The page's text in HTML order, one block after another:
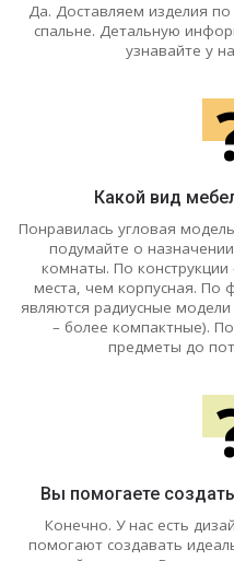
Да. Доставляем изделия
спальне. Детальную
узнавайте у
Какой вид
Понравилась угловая
подумайте о
комнаты. По
места, чем корпусная.
являются радиусные
– более компактные).
предметы до
Вы помогаете
Конечно. У нас есть
помогают создавать